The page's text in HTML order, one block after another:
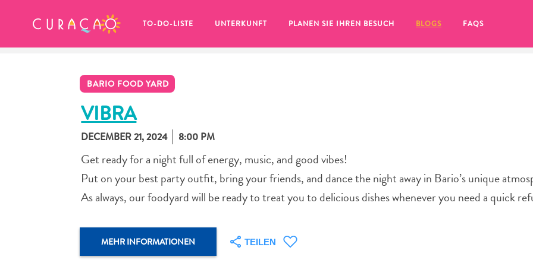
TO-DO-LISTE UNTERKUNFT PLANEN SIE IHREN BESUCH BLOGS FAQS
BARIO FOOD YARD
VIBRA
DECEMBER 21, 2024 8:00 PM
Get ready for a night full of energy, music, and good vibes!
Put on your best party outfit, bring your friends, and dance the night away in Bario’s unique
As always, our foodyard will be ready to treat you to delicious dishes whenever you need a quick
MEHR INFORMATIONEN TEILEN
MEINE FAVORITEN
keine Lieblingsorte in Curaçao
gespeichert haben.
Wenn Sie etwas für später speichern möchten, klicken Sie auf das